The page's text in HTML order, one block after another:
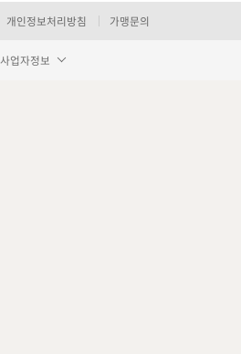
개인정보처리방침 가맹문의
사업자정보